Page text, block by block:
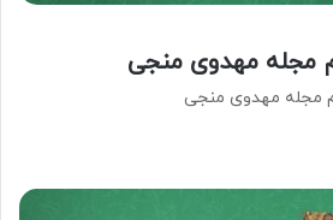
مجله مهدوی منجی
مجله مهدوی منجی